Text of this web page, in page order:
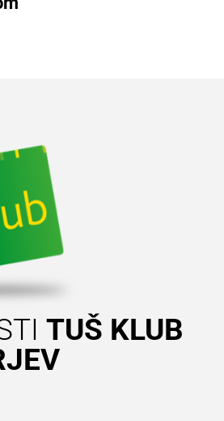
pripravo
TUŠ KLUB